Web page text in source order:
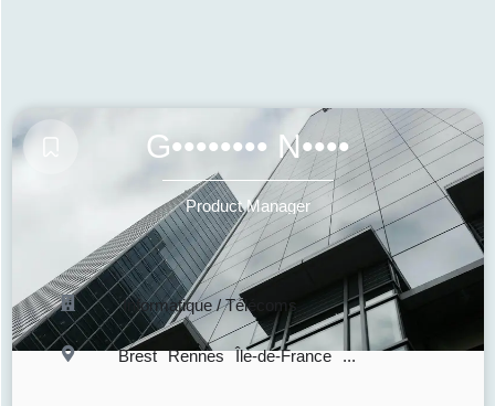
G•••••••• N••••
Product Manager
Informatique / Télécoms
Brest Rennes Île-de-France ...